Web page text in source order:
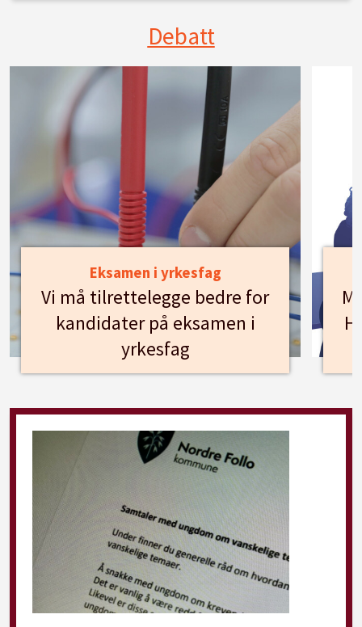
Debatt
Eksamen i yrkesfag
Vi må tilrettelegge bedre for
kandidater på eksamen i
yrkesfag